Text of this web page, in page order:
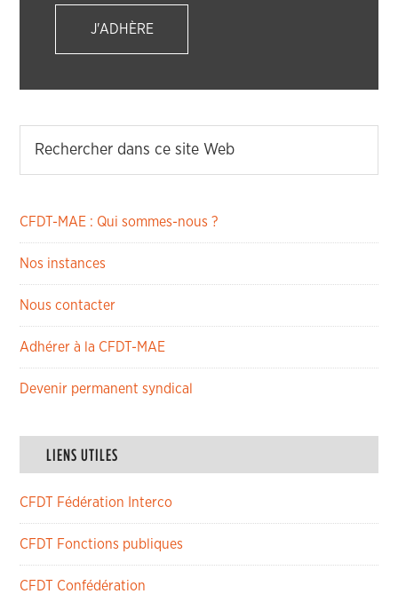
J'ADHÈRE
CFDT-MAE : Qui sommes-nous ?
Nos instances
Nous contacter
Adhérer à la CFDT-MAE
Devenir permanent syndical
LIENS UTILES
CFDT Fédération Interco
CFDT Fonctions publiques
CFDT Confédération